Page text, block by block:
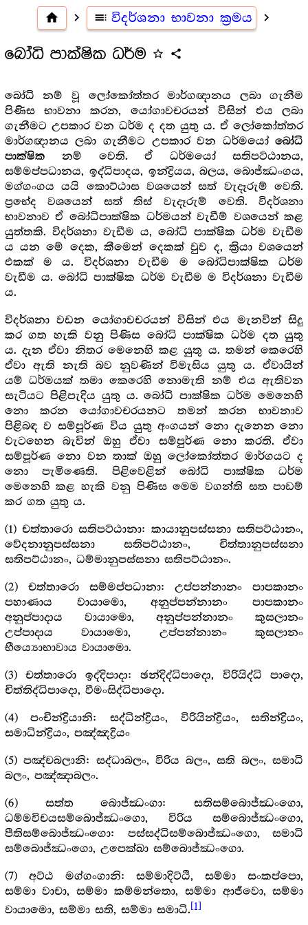
home navigate_next toc විදර්ශනා භාවනා ක්‍රමය navigate_next
බෝධි පාක්ෂික ධර්ම star_outline share
බෝධි නම් වූ ලෝකෝත්තර මාර්ගඥානය ලබා ගැනීම
පිණිස භාවනා කරන, යෝගාවචරයන් විසින් එය ලබා
ගැනීමට උපකාර වන ධර්ම ද දත යුතු ය. ඒ ලෝකෝත්තර
මාර්ගඥානය ලබා ගැනීමට උපකාර වන ධර්මයෝබෝධි
පාක්ෂික නම් වෙති. ඒ ධර්මයෝ සතිපට්ඨානය,
සම්මප්පධානය, ඉද්ධිපාදය, ඉන්ද්‍රියය, බලය, බොජ්ඣංගය,
මග්ගංගය යයි කොට්ඨාස වශයෙන් සත් වැදෑරුම් වෙති.
ප්‍රභේද වශයෙන් සත් තිස් වැදෑරුම් වෙති. විදර්ශනා
භාවනාව ඒ බෝධිපාක්ෂික ධර්මයන් වැඩීම් වශයෙන් කළ
යුත්තකි. විදර්ශනා වැඩීම ය, බෝධි පාක්ෂික ධර්ම වැඩීම
ය යන මේ දෙක, කීමෙන් දෙකක් වුව ද, ක්‍රියා වශයෙන්
එකක් ම ය. විදර්ශනා වැඩීම ම බෝධිපාක්ෂික ධර්ම
වැඩීම ය. බෝධි පාක්ෂික ධර්ම වැඩීම ම විදර්ශනා වැඩීම
ය.
විදර්ශනා වඩන යෝගාවචරයන් විසින් එය මැනවින් සිදු
කර ගත හැකි වනු පිණිස බෝධි පාක්ෂික ධර්ම දත යුතු
ය. දැන ඒවා නිතර මෙනෙහි කළ යුතු ය. තමන් කෙරෙහි
ඒවා ඇති නැති බව නුවණින් විමැසිය යුතු ය. ඒවායින්
යම් ධර්මයක් තමා කෙරෙහි නොමැති නම් එය ඇතිවන
සැටියට පිළිපැදිය යුතු ය. බෝධි පාක්ෂික ධර්ම මෙනෙහි
නො කරන යෝගාවචරයනට තමන් කරන භාවනාව
පිළිබඳ ව සම්පූර්ණ විය යුතු අංගයන් නො දැනෙන නො
වැටහෙන බැවින් ඔහු ඒවා සම්පුර්ණ නො කරති. ඒවා
සම්පූර්ණ නො වන තාක් ඔහු ලෝකෝත්තර මාර්ගයට ද
නො පැමිණෙති. පිළිවෙළින් බෝධි පාක්ෂික ධර්ම
මෙනෙහි කළ හැකි වනු පිණිස මෙම වගන්ති සත පාඩම්
කර ගත යුතු ය.
(1) චත්තාරො සතිපට්ඨානා: කායානුපස්සනා සතිපට්ඨානං,
වේදනානුපස්සනා සතිපට්ඨානං, චිත්තානුපස්සනා
සතිපට්ඨානං, ධම්මානුපස්සනා සතිපට්ඨානං.
(2) චත්තාරො සම්මප්පධානා: උප්පන්නානං පාපකානං
පහාණාය වායාමො, අනුප්පන්නානං පාපකානං
අනුප්පාදාය වායාමො, අනුප්පන්නානං කුසලානං
උප්පාදාය වායාමො, උප්පන්නානං කුසලානං
භීය්‍යොභාවාය වායාමො.
(3) චත්තාරො ඉද්දිපාදා: ඡන්දිද්ධිපාදො, විරියිද්ධි පාදො,
චිත්තිද්ධිපාදො, වීමංසිද්ධිපාදො.
(4) පංචින්ද්‍රියානි: සද්ධින්ද්‍රියං, විරියින්ද්‍රියං, සතින්ද්‍රියං,
සමාධින්ද්‍රියං, පඤ්ඤද්‍රියං
(5) පඤ්චබලානි: සද්ධාබලං, විරිය බලං, සති බලං, සමාධි
බලං, පඤ්ඤාබලං.
(6) සත්ත බොජ්ඣංගා: සතිසම්බොජ්ඣංගො,
ධම්මවිචයසම්බොජ්ඣංගො, විරිය සම්බොජ්ඣංගො,
පීතිසම්බොජ්ඣංගො: පස්සද්ධිසම්බොජ්ඣංගො, සමාධි
සම්බොජ්ඣංගො, උපෙක්ඛා සම්බොජ්ඣංගො.
(7) අට්ඨ මග්ගංගානි: සම්මාදිට්ඨි, සම්මා සංකප්පො,
සම්මා වාචා, සම්මා කම්මන්තො, සම්මා ආජීවො, සම්මා
වායාමො, සම්මා සති, සම්මා සමාධි.[1]